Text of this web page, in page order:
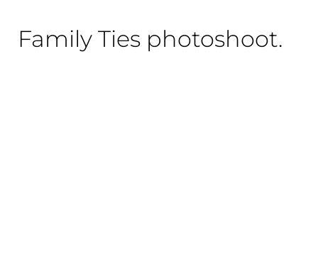
Family Ties photoshoot.